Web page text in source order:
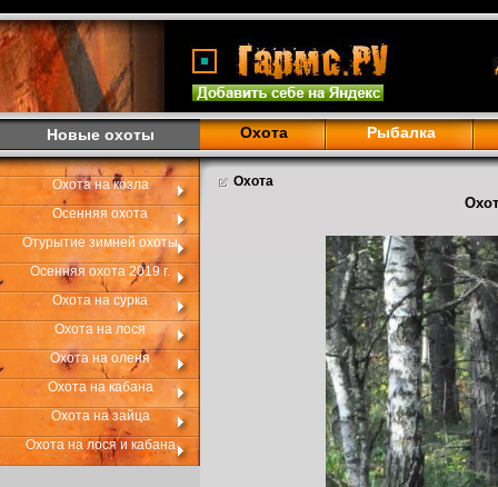
Новые охоты Охота Рыбалка
Охота на козла
Осенняя охота
Отурытие зимней охоты
Осенняя охота 2019 г.
Охота на сурка
Охота на лося
Охота на оленя
Охота на кабана
Охота на зайца
Охота на лося и кабана
Охота